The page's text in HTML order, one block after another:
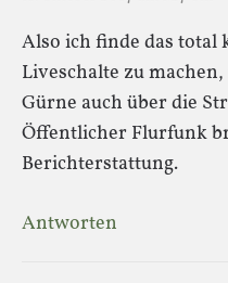
Also ich finde das total
Liveschalte zu
Gürne auch über die
Öffentlicher Flurfunk
Berichterstattung.
Antworten